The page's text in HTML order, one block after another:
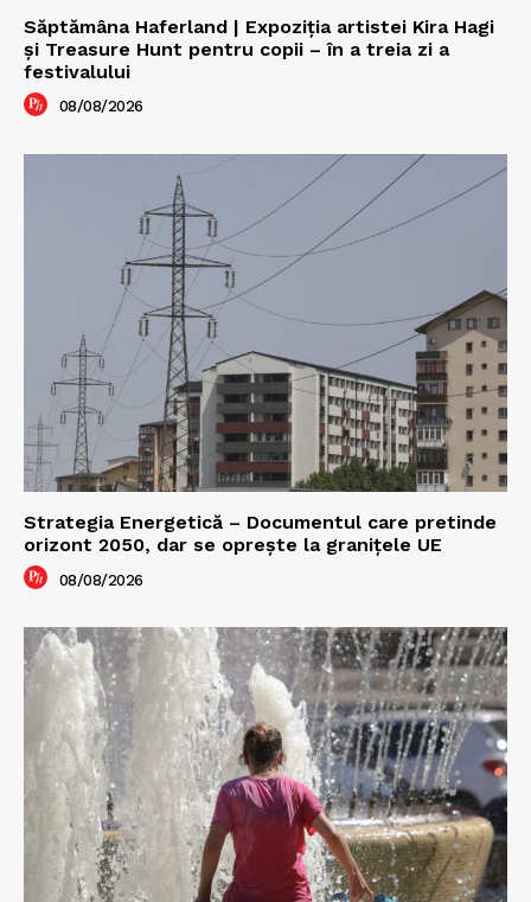
Săptămâna Haferland | Expoziţia artistei Kira Hagi
şi Treasure Hunt pentru copii – în a treia zi a
festivalului
08/08/2026
Strategia Energetică – Documentul care pretinde
orizont 2050, dar se oprește la granițele UE
08/08/2026